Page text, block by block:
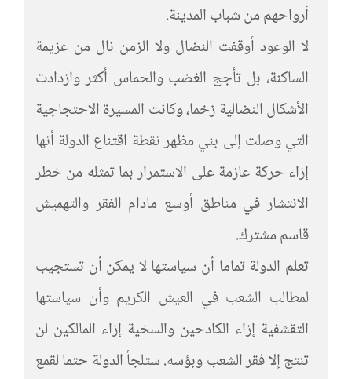
أرواحهم من شباب المدينة.
لا الوعود أوقفت النضال ولا الزمن نال من عزيمة
الساكنة، بل تأجج الغضب والحماس أكثر وازدادت
الأشكال النضالية زخما، وكانت المسيرة الاحتجاجية
التي وصلت إلى بني مظهر نقطة اقتناع الدولة أنها
إزاء حركة عازمة على الاستمرار بما تمثله من خطر
الانتشار في مناطق أوسع مادام الفقر والتهميش
قاسم مشترك.
تعلم الدولة تماما أن سياستها لا يمكن أن تستجيب
لمطالب الشعب في العيش الكريم وأن سياستها
التقشفية إزاء الكادحين والسخية إزاء المالكين لن
تنتج إلا فقر الشعب وبؤسه. ستلجأ الدولة حتما لقمع